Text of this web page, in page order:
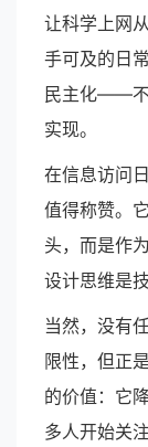
让科学上网
手可及的日
民主化——不
实现。
在信息访问
值得称赞。
头，而是作
设计思维是
当然，没有
限性，但正
的价值：它
多人开始关